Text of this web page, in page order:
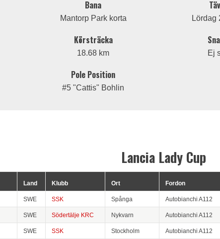
Bana
Mantorp Park korta
Körsträcka
18.68 km
Pole Position
#5 "Cattis" Bohlin
Lördag
Ej
Lancia Lady Cup
Land Klubb Ort Fordon
SWE SSK Spånga Autobianchi A112
SWE Södertälje KRC Nykvarn Autobianchi A112
SWE SSK Stockholm Autobianchi A112